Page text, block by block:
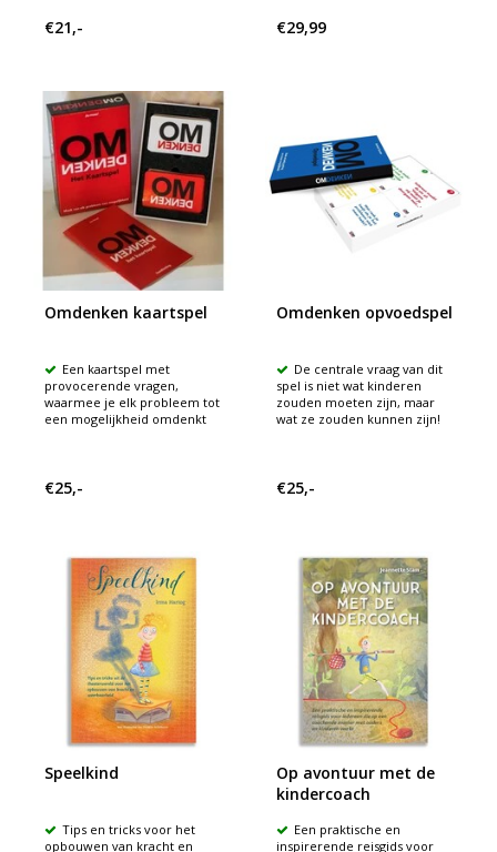
€21,- €29,99
Omdenken kaartspel
Een kaartspel met
provocerende vragen,
waarmee je elk probleem tot
een mogelijkheid omdenkt
€25,-
Omdenken opvoedspel
De centrale vraag van dit
spel is niet wat kinderen
zouden moeten zijn, maar
wat ze zouden kunnen zijn!
€25,-
Speelkind
Tips en tricks voor het
opbouwen van kracht en
Op avontuur met de
kindercoach
Een praktische en
inspirerende reisgids voor